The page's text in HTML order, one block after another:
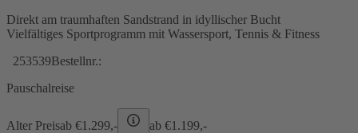
Direkt am traumhaften Sandstrand in idyllischer Bucht
Vielfältiges Sportprogramm mit Wassersport, Tennis & Fitness
253539Bestellnr.:
Pauschalreise
Alter Preisab €1.299,- ab €1.199,-